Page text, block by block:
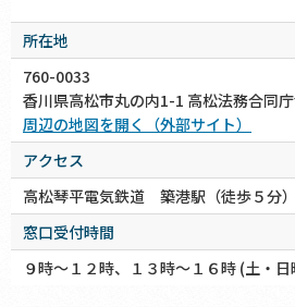
所在地
760-0033
香川県高松市丸の内1-1 高松法務合同
周辺の地図を開く（外部サイト）
アクセス
高松琴平電気鉄道 築港駅（徒歩５分）
窓口受付時間
９時～１２時、１３時～１６時 (土・